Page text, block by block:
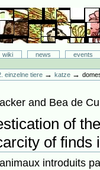
wiki news
events
einzelne tiere →katze →
and Bea de
of
of finds
introduits